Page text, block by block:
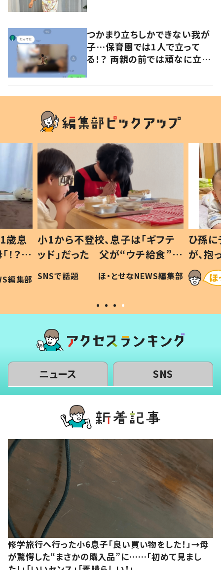
つかまり立ちしかできない我が
子…保育園では1人で立って
る！？ 両親の前では頑なに立た
歳息
？」
編集部
小1から不登校、息子は「ギフテ
ッド」だった 父が“ウチ給食”を
作り続ける理由とは #令和の親
#令和の子
SNSで話題 ほ・とせなNEWS編集部
ひ孫
が、
「涙が
い」
ニュース SNS
修学旅行へ行った小6息子「良い買い物をした！」→母
が驚愕した“まさかの購入品”に……「初めて見まし